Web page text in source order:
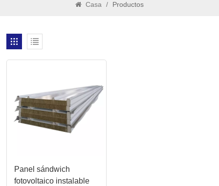
Casa / Productos
Panel sándwich
fotovoltaico instalable